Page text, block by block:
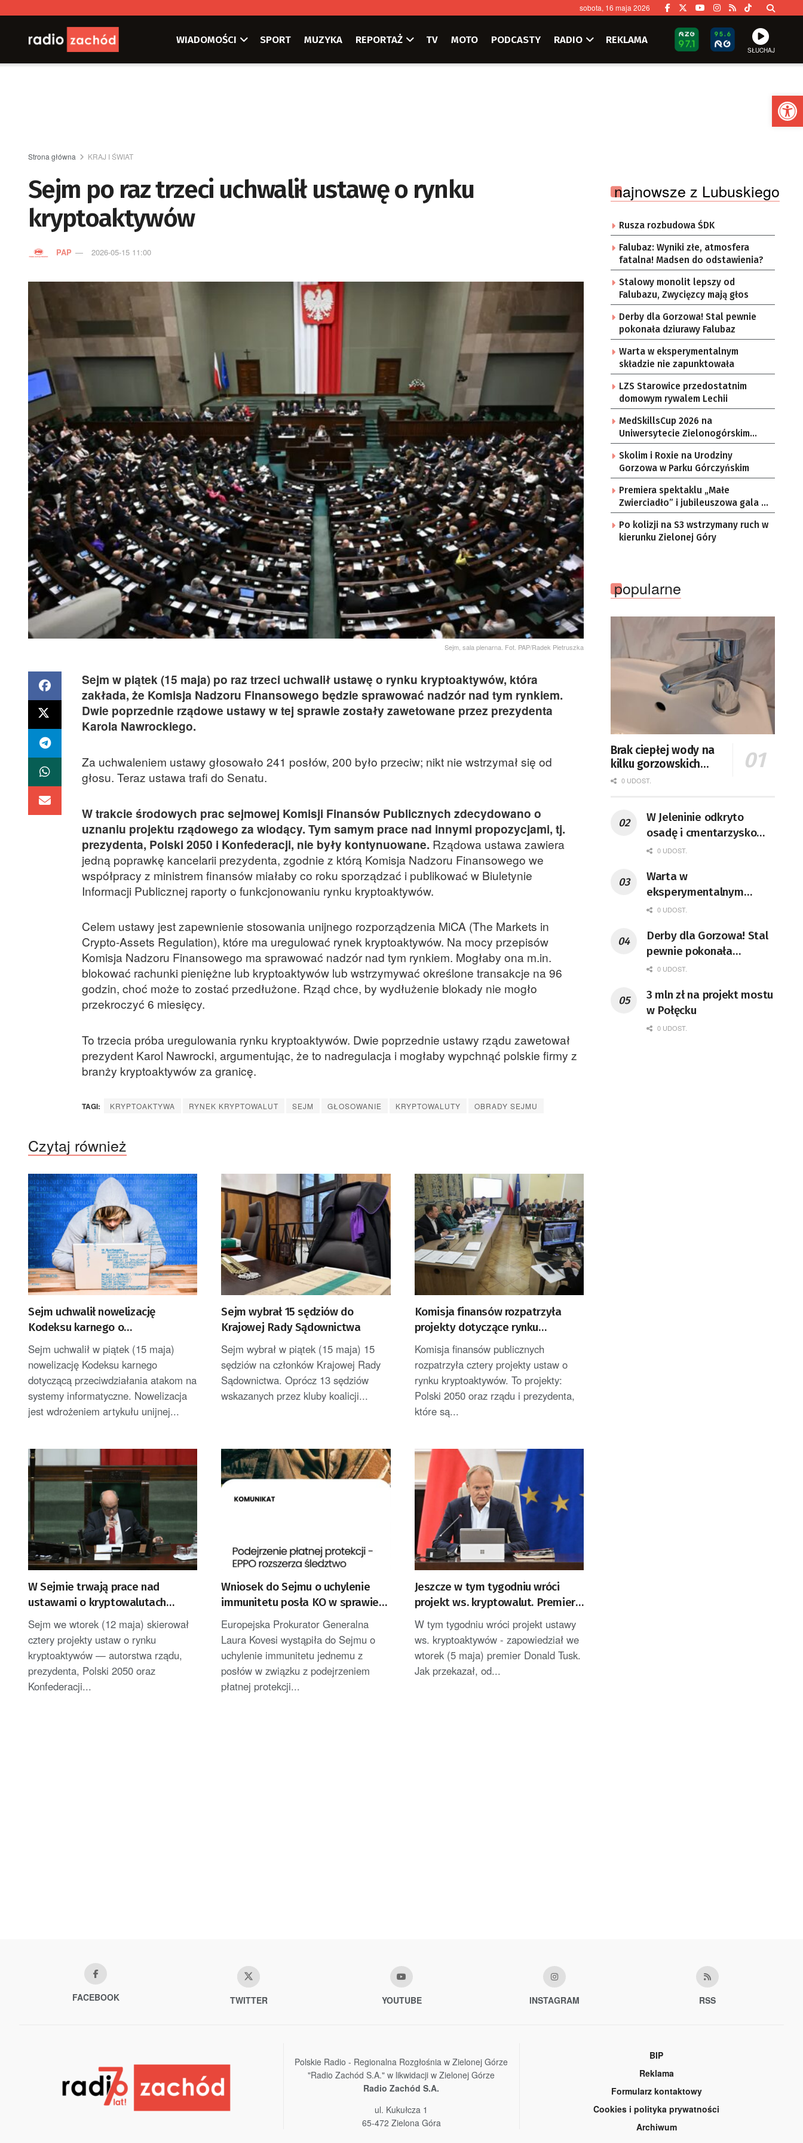
sobota, 16 maja 2026
WIADOMOŚCI SPORT MUZYKA REPORTAŻ TV MOTO PODCASTY RADIO REKLAMA
SŁUCHAJ
Strona główna KRAJ I ŚWIAT
Sejm po raz trzeci uchwalił ustawę o rynku
kryptoaktywów
PAP 2026-05-15 11:00
Sejm, sala plenarna. Fot. PAP/Radek Pietruszka
Sejm w piątek (15 maja) po raz trzeci uchwalił ustawę o rynku kryptoaktywów, która
zakłada, że Komisja Nadzoru Finansowego będzie sprawować nadzór nad tym rynkiem.
Dwie poprzednie rządowe ustawy w tej sprawie zostały zawetowane przez prezydenta
Karola Nawrockiego.
Za uchwaleniem ustawy głosowało 241 posłów, 200 było przeciw; nikt nie wstrzymał się od
głosu. Teraz ustawa trafi do Senatu.
W trakcie środowych prac sejmowej Komisji Finansów Publicznych zdecydowano o
uznaniu projektu rządowego za wiodący. Tym samym prace nad innymi propozycjami, tj.
prezydenta, Polski 2050 i Konfederacji, nie były kontynuowane. Rządowa ustawa zawiera
jedną poprawkę kancelarii prezydenta, zgodnie z którą Komisja Nadzoru Finansowego we
współpracy z ministrem finansów miałaby co roku sporządzać i publikować w Biuletynie
Informacji Publicznej raporty o funkcjonowaniu rynku kryptoaktywów.
Celem ustawy jest zapewnienie stosowania unijnego rozporządzenia MiCA (The Markets in
Crypto-Assets Regulation), które ma uregulować rynek kryptoaktywów. Na mocy przepisów
Komisja Nadzoru Finansowego ma sprawować nadzór nad tym rynkiem. Mogłaby ona m.in.
blokować rachunki pieniężne lub kryptoaktywów lub wstrzymywać określone transakcje na 96
godzin, choć może to zostać przedłużone. Rząd chce, by wydłużenie blokady nie mogło
przekroczyć 6 miesięcy.
To trzecia próba uregulowania rynku kryptoaktywów. Dwie poprzednie ustawy rządu zawetował
prezydent Karol Nawrocki, argumentując, że to nadregulacja i mogłaby wypchnąć polskie firmy z
branży kryptoaktywów za granicę.
TAGI: KRYPTOAKTYWA RYNEK KRYPTOWALUT SEJM GŁOSOWANIE KRYPTOWALUTY OBRADY SEJMU
Czytaj również
Sejm uchwalił nowelizację
Kodeksu karnego o
przeciwdziałaniu atakom na
systemy informatyczne
Sejm uchwalił w piątek (15 maja)
nowelizację Kodeksu karnego
dotyczącą przeciwdziałania atakom na
systemy informatyczne. Nowelizacja
jest wdrożeniem artykułu unijnej...
Sejm wybrał 15 sędziów do
Krajowej Rady Sądownictwa
Sejm wybrał w piątek (15 maja) 15
sędziów na członków Krajowej Rady
Sądownictwa. Oprócz 13 sędziów
wskazanych przez kluby koalicji...
Komisja finansów rozpatrzyła
projekty dotyczące rynku
kryptoaktywów
Komisja finansów publicznych
rozpatrzyła cztery projekty ustaw o
rynku kryptoaktywów. To projekty:
Polski 2050 oraz rządu i prezydenta,
które są...
W Sejmie trwają prace nad
ustawami o kryptowalutach
[AKTUALIZACJA]
Sejm we wtorek (12 maja) skierował
cztery projekty ustaw o rynku
kryptoaktywów — autorstwa rządu,
prezydenta, Polski 2050 oraz
Konfederacji...
Wniosek do Sejmu o uchylenie
immunitetu posła KO w sprawie
korupcji
Europejska Prokurator Generalna
Laura Kovesi wystąpiła do Sejmu o
uchylenie immunitetu jednemu z
posłów w związku z podejrzeniem
płatnej protekcji...
Jeszcze w tym tygodniu wróci
projekt ws. kryptowalut. Premier
zapowiada
W tym tygodniu wróci projekt ustawy
ws. kryptoaktywów - zapowiedział we
wtorek (5 maja) premier Donald Tusk.
Jak przekazał, od...
najnowsze z Lubuskiego
Rusza rozbudowa ŚDK
Falubaz: Wyniki złe, atmosfera
fatalna! Madsen do odstawienia?
Stalowy monolit lepszy od
Falubazu, Zwycięzcy mają głos
Derby dla Gorzowa! Stal pewnie
pokonała dziurawy Falubaz
Warta w eksperymentalnym
składzie nie zapunktowała
LZS Starowice przedostatnim
domowym rywalem Lechii
MedSkillsCup 2026 na
Uniwersytecie Zielonogórskim
[GALERIA ZDJĘĆ]
Skolim i Roxie na Urodziny
Gorzowa w Parku Górczyńskim
Premiera spektaklu „Małe
Zwierciadło” i jubileuszowa gala w
gorzowskim teatrze
Po kolizji na S3 wstrzymany ruch w
kierunku Zielonej Góry
popularne
Brak ciepłej wody na
kilku gorzowskich
osiedlach
0 UDOST.
W Jeleninie odkryto
osadę i cmentarzysko
sprzed 2,5 tysiąca lat
0 UDOST.
Warta w
eksperymentalnym
składzie nie
0 UDOST.
Derby dla Gorzowa! Stal
pewnie pokonała
dziurawy Falubaz
0 UDOST.
3 mln zł na projekt mostu
w Połęcku
0 UDOST.
FACEBOOK TWITTER YOUTUBE INSTAGRAM RSS
Polskie Radio - Regionalna Rozgłośnia w Zielonej Górze
"Radio Zachód S.A." w likwidacji w Zielonej Górze
Radio Zachód S.A.
ul. Kukułcza 1
65-472 Zielona Góra
BIP
Reklama
Formularz kontaktowy
Cookies i polityka prywatności
Archiwum